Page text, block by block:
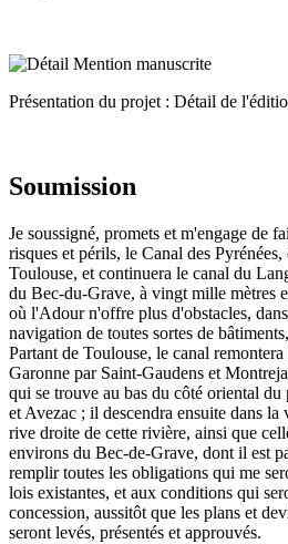
Présentation du projet : Détail de
Soumission
Je soussigné, promets et m'engage de
risques et périls, le Canal des
Toulouse, et continuera le canal du
du Bec-du-Grave, à vingt mille mètres
où l'Adour n'offre plus d'obstacles,
navigation de toutes sortes de
Partant de Toulouse, le canal
Garonne par Saint-Gaudens et
qui se trouve au bas du côté oriental du
et Avezac ; il descendra ensuite dans
rive droite de cette rivière, ainsi que
environs du Bec-de-Grave, dont il est
remplir toutes les obligations qui me
lois existantes, et aux conditions qui
concession, aussitôt que les plans et
seront levés, présentés et approuvés.